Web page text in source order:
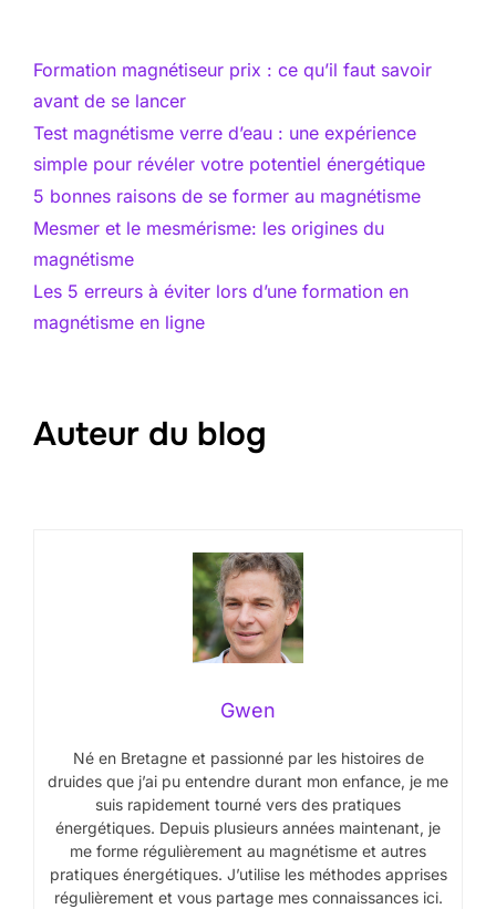
Formation magnétiseur prix : ce qu’il faut savoir
avant de se lancer
Test magnétisme verre d’eau : une expérience
simple pour révéler votre potentiel énergétique
5 bonnes raisons de se former au magnétisme
Mesmer et le mesmérisme: les origines du
magnétisme
Les 5 erreurs à éviter lors d’une formation en
magnétisme en ligne
Auteur du blog
Gwen
Né en Bretagne et passionné par les histoires de
druides que j’ai pu entendre durant mon enfance, je me
suis rapidement tourné vers des pratiques
énergétiques. Depuis plusieurs années maintenant, je
me forme régulièrement au magnétisme et autres
pratiques énergétiques. J’utilise les méthodes apprises
régulièrement et vous partage mes connaissances ici.